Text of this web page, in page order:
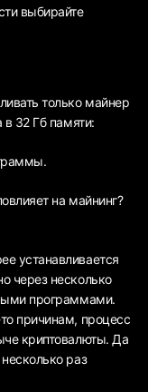
выбирайте
только майнер
в 32 Гб памяти:
на майнинг?
устанавливается
через несколько
программами.
причинам, процесс
криптовалюты. Да
раз